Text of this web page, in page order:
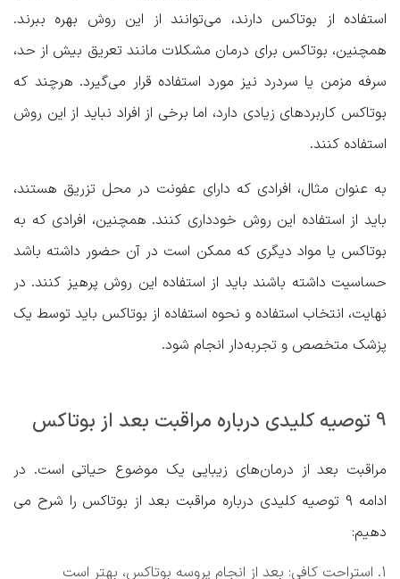
استفاده از بوتاکس دارند، می‌توانند از این روش بهره ببرند.
همچنین، بوتاکس برای درمان مشکلات مانند تعریق بیش از حد،
سرفه مزمن یا سردرد نیز مورد استفاده قرار می‌گیرد. هرچند که
بوتاکس کاربردهای زیادی دارد، اما برخی از افراد نباید از این روش
استفاده کنند.
به عنوان مثال، افرادی که دارای عفونت در محل تزریق هستند،
باید از استفاده این روش خودداری کنند. همچنین، افرادی که به
بوتاکس یا مواد دیگری که ممکن است در آن حضور داشته باشد
حساسیت داشته باشند باید از استفاده این روش پرهیز کنند. در
نهایت، انتخاب استفاده و نحوه استفاده از بوتاکس باید توسط یک
پزشک متخصص و تجربه‌دار انجام شود.
9 توصیه کلیدی درباره مراقبت بعد از بوتاکس
مراقبت بعد از درمان‌های زیبایی یک موضوع حیاتی است. در
ادامه 9 توصیه کلیدی درباره مراقبت بعد از بوتاکس
را شرح می
دهیم:
استراحت کافی: بعد از انجام پروسه بوتاکس، بهتر است